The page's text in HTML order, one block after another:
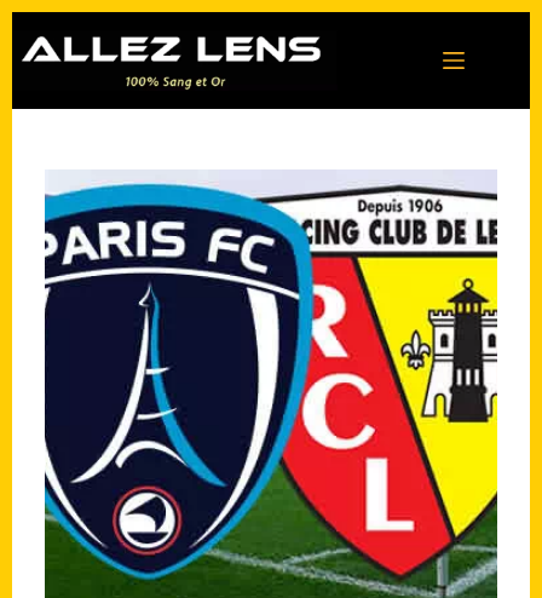
contenu